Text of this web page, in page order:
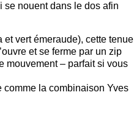
nouent dans le dos afin
vert émeraude), cette tenue
et se ferme par un zip
mouvement – parfait si vous
comme la combinaison Yves